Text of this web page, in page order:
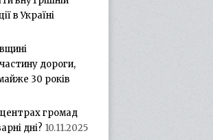
в Україні
дороги,
30 років
громад
дні? 10.11.2025